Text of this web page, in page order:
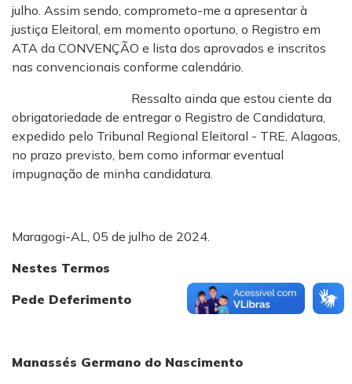
julho. Assim sendo, comprometo-me a apresentar à
justiça Eleitoral, em momento oportuno, o Registro em
ATA da CONVENÇÃO e lista dos aprovados e inscritos
nas convencionais conforme calendário.
Ressalto ainda que estou ciente da
obrigatoriedade de entregar o Registro de Candidatura,
expedido pelo Tribunal Regional Eleitoral - TRE, Alagoas,
no prazo previsto, bem como informar eventual
impugnação de minha candidatura.
Maragogi-AL, 05 de julho de 2024.
Nestes Termos
Pede Deferimento
Manassés Germano do Nascimento